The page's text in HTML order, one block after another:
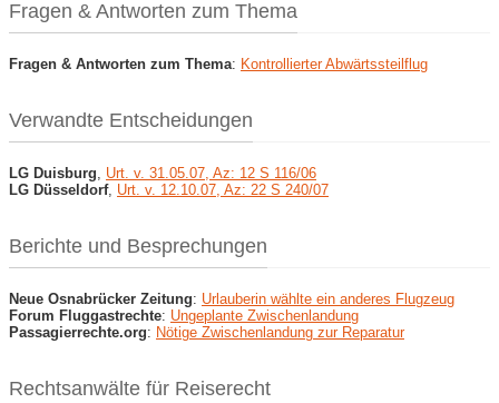
Fragen & Antworten zum Thema
Fragen & Antworten zum Thema: Kontrollierter Abwärtssteilflug
Verwandte Entscheidungen
LG Duisburg
Urt. v. 31.05.07, Az: 12 S 116/06
LG Düsseldorf, Urt. v. 12.10.07, Az: 22 S 240/07
Berichte und Besprechungen
Neue Osnabrücker Zeitung: Urlauberin wählte ein anderes Flugzeug
Forum Fluggastrechte: Ungeplante Zwischenlandung
Passagierrechte.org: Nötige Zwischenlandung zur Reparatur
Rechtsanwälte für Reiserecht